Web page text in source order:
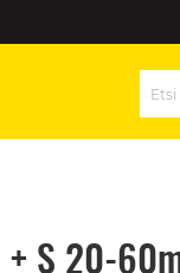
+ S 20-